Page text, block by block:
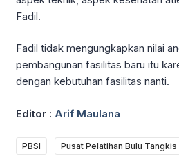
Fadil.
Fadil tidak mengungkapkan nilai
pembangunan fasilitas baru itu
dengan kebutuhan fasilitas nanti.
Editor : Arif Maulana
PBSI Pusat Pelatihan Bulu Tangkis